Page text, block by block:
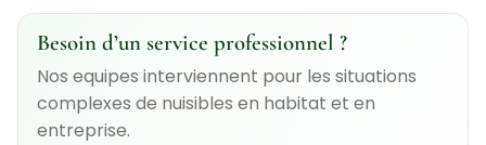
Besoin d’un service professionnel ?
Nos equipes interviennent pour les situations
complexes de nuisibles en habitat et en
entreprise.